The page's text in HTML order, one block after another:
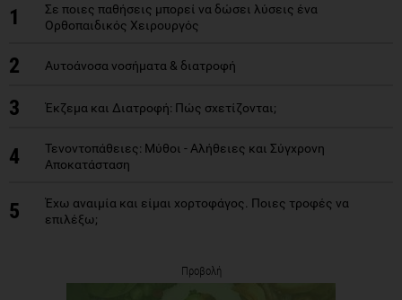
1
Σε ποιες παθήσεις μπορεί να δώσει λύσεις ένα
Ορθοπαιδικός Χειρουργός
2 Αυτοάνοσα νοσήματα & διατροφή
3 Έκζεμα και Διατροφή: Πώς σχετίζονται;
4
Τενοντοπάθειες: Μύθοι - Αλήθειες και Σύγχρονη
Αποκατάσταση
5
Έχω αναιμία και είμαι χορτοφάγος. Ποιες τροφές να
επιλέξω;
Προβολή